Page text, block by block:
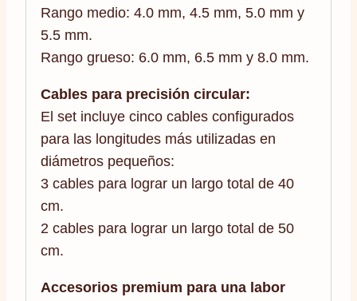
Rango medio: 4.0 mm, 4.5 mm, 5.0 mm y
5.5 mm.
Rango grueso: 6.0 mm, 6.5 mm y 8.0 mm.
Cables para precisión circular:
El set incluye cinco cables configurados
para las longitudes más utilizadas en
diámetros pequeños:
3 cables para lograr un largo total de 40
cm.
2 cables para lograr un largo total de 50
cm.
Accesorios premium para una labor